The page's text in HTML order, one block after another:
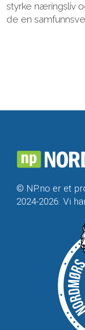
styrke næringsliv
de en
© NP.no er et
2024-2026. Vi